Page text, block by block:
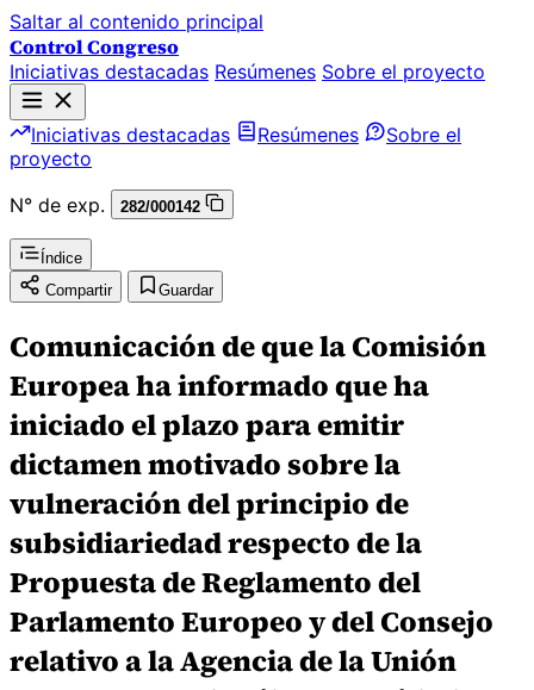
Saltar al contenido principal
Control Congreso
Iniciativas destacadas Resúmenes Sobre el proyecto
Iniciativas destacadas Resúmenes
Sobre el
proyecto
N° de exp.
282/000142
Índice
Compartir
Guardar
Comunicación de que la Comisión
Europea ha informado que ha
iniciado el plazo para emitir
dictamen motivado sobre la
vulneración del principio de
subsidiariedad respecto de la
Propuesta de Reglamento del
Parlamento Europeo y del Consejo
relativo a la Agencia de la Unión